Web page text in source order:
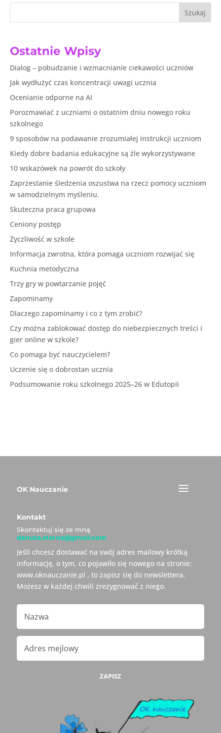
Szukaj
Ostatnie Wpisy
Dialog – pobudzanie i wzmacnianie ciekawości uczniów
Jak wydłużyć czas koncentracji uwagi ucznia
Ocenianie odporne na AI
Porozmawiać z uczniami o ostatnim dniu nowego roku
szkolnego
9 sposobów na podawanie zrozumiałej instrukcji uczniom
Kiedy dobre badania edukacyjne są źle wykorzystywane
10 wskazówek na powrót do szkoły
Zaprzestanie śledzenia oszustwa na rzecz pomocy uczniom
w samodzielnym myśleniu.
Skuteczna praca grupowa
Ceniony postęp
Życzliwość w szkole
Informacja zwrotna, która pomaga uczniom rozwijać się
Kuchnia metodyczna
Trzy gry w powtarzanie pojęć
Zapominamy
Dlaczego zapominamy i co z tym zrobić?
Czy można zablokować dostęp do niebezpiecznych treści i
gier online w szkole?
Co pomaga być nauczycielem?
Uczenie się o dobrostan ucznia
Podsumowanie roku szkolnego 2025–26 w Edutopii
OK Nauczanie
Kontakt
Skontaktuj się ze mną
danuta.sterna@gmail.com
Jeśli chcesz dostawać na swój adres mailowy krótką
informację, o tym, co pojawiło się nowego na stronie:
www.oknauczanie.pl , to zapisz się do newslettera.
Możesz w każdej chwili zrezygnować z niego.
ZAPISZ